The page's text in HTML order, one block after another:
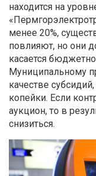
находится на
менее 20%,
повлияют, но они
касается
Муниципальному
качестве
копейки. Если
аукцион, то в
снизиться.